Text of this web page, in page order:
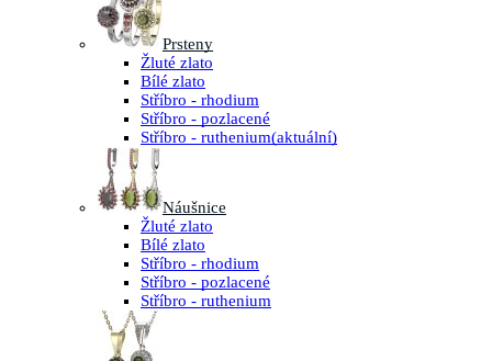
Prsteny
Žluté zlato
Bílé zlato
Stříbro - rhodium
Stříbro - pozlacené
Stříbro - ruthenium(aktuální)
Náušnice
Žluté zlato
Bílé zlato
Stříbro - rhodium
Stříbro - pozlacené
Stříbro - ruthenium